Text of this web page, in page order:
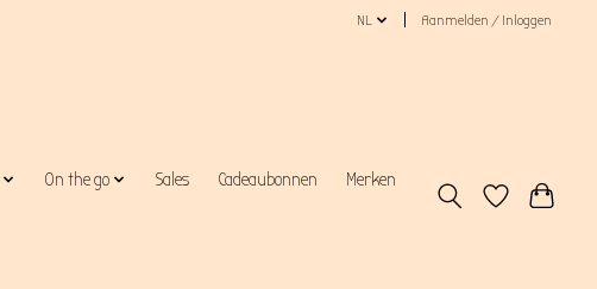
NL Aanmelden / Inloggen
On the go Sales Cadeaubonnen
Merken